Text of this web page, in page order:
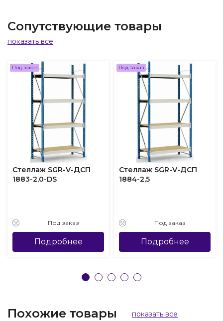
Сопутствующие товары
показать все
Под заказ
Стеллаж SGR-V-ДСП
1883-2,0-DS
Под заказ
Подробнее
Под заказ
Стеллаж SGR-V-ДСП
1884-2,5
Под заказ
Подробнее
Похожие товары показать все